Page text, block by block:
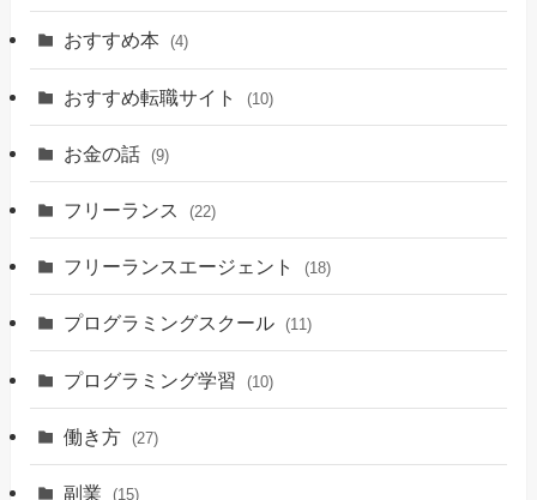
おすすめ本 (4)
おすすめ転職サイト (10)
お金の話 (9)
フリーランス (22)
フリーランスエージェント (18)
プログラミングスクール (11)
プログラミング学習 (10)
働き方 (27)
副業 (15)